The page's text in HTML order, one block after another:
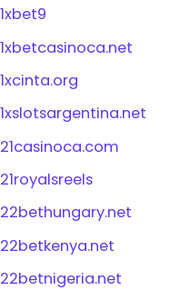
1xbet9
1xbetcasinoca.net
1xcinta.org
1xslotsargentina.net
21casinoca.com
21royalsreels
22bethungary.net
22betkenya.net
22betnigeria.net